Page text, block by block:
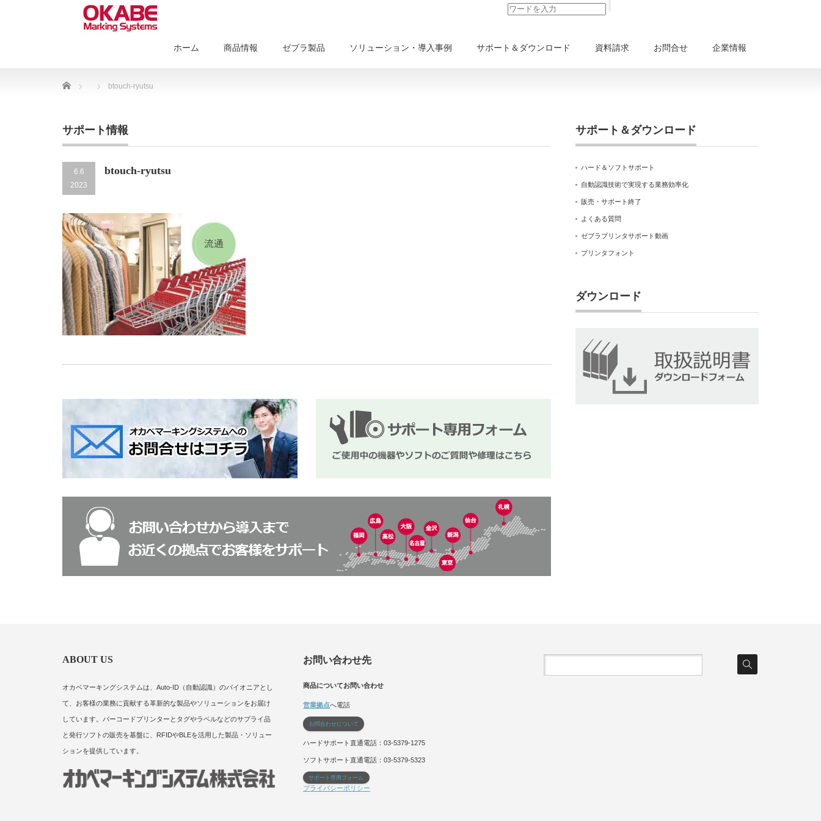
ホーム 商品情報 ゼブラ製品 ソリューション・導入事例 サポート＆ダウンロード 資料請求 お問合せ 企業情報
Home btouch-ryutsu
サポート情報
6.6
2023
btouch-ryutsu
サポート＆ダウンロード
ハード＆ソフトサポート
自動認識技術で実現する業務効率化
販売・サポート終了
よくある質問
ゼブラプリンタサポート動画
プリンタフォント
ダウンロード
ABOUT US
オカベマーキングシステムは、Auto-ID（自動認識）のパイオニアとし
て、お客様の業務に貢献する革新的な製品やソリューションをお届け
しています。バーコードプリンターとタグやラベルなどのサプライ品
と発行ソフトの販売を基盤に、RFIDやBLEを活用した製品・ソリュー
ションを提供しています。
お問い合わせ先
商品についてお問い合わせ
営業拠点へ電話
お問合わせについて
ハードサポート直通電話：03-5379-1275
ソフトサポート直通電話：03-5379-5323
サポート専用フォーム
プライバシーポリシー